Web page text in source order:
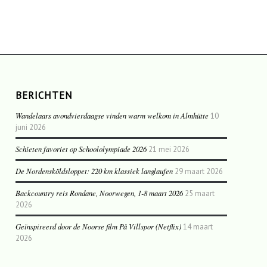
BERICHTEN
Wandelaars avondvierdaagse vinden warm welkom in Almhütte10
juni 2026
Schieten favoriet op Schoololympiade 2026 21 mei 2026
De Nordensköldsloppet: 220 km klassiek langlaufen 29 maart 2026
Backcountry reis Rondane, Noorwegen, 1-8 maart 2026 25 maart
2026
Geïnspireerd door de Noorse film På Villspor (Netflix)14 maart
2026